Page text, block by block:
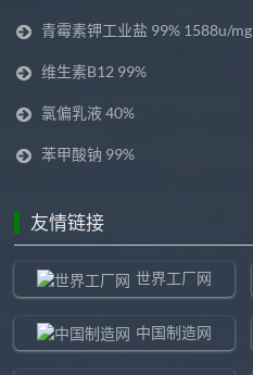
青霉素钾工业盐 99% 1588u/mg
维生素B12 99%
氯偏乳液 40%
苯甲酸钠 99%
友情链接
世界工厂网
中国制造网